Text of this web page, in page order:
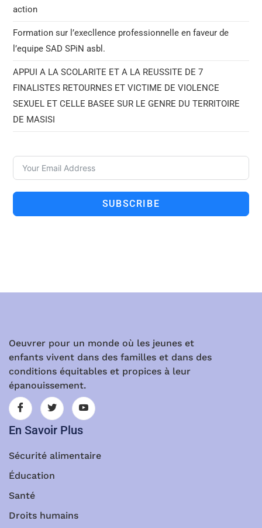
action
Formation sur l’execllence professionnelle en faveur de
l’equipe SAD SPiN asbl.
APPUI A LA SCOLARITE ET A LA REUSSITE DE 7
FINALISTES RETOURNES ET VICTIME DE VIOLENCE
SEXUEL ET CELLE BASEE SUR LE GENRE DU TERRITOIRE
DE MASISI
SUBSCRIBE
Oeuvrer pour un monde où les jeunes et
enfants vivent dans des familles et dans des
conditions équitables et propices à leur
épanouissement.
En Savoir Plus
Sécurité alimentaire
Éducation
Santé
Droits humains